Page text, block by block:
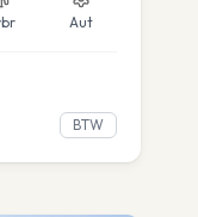
Aut
BTW